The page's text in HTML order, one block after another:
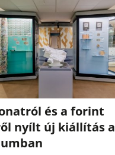
és a forint
nyílt új kiállítás a